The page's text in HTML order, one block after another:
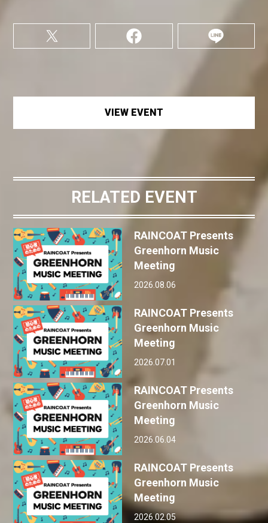
VIEW EVENT
RELATED EVENT
RAINCOAT Presents
Greenhorn Music
Meeting
2026.08.06
RAINCOAT Presents
Greenhorn Music
Meeting
2026.07.01
RAINCOAT Presents
Greenhorn Music
Meeting
2026.06.04
RAINCOAT Presents
Greenhorn Music
Meeting
2026.02.05